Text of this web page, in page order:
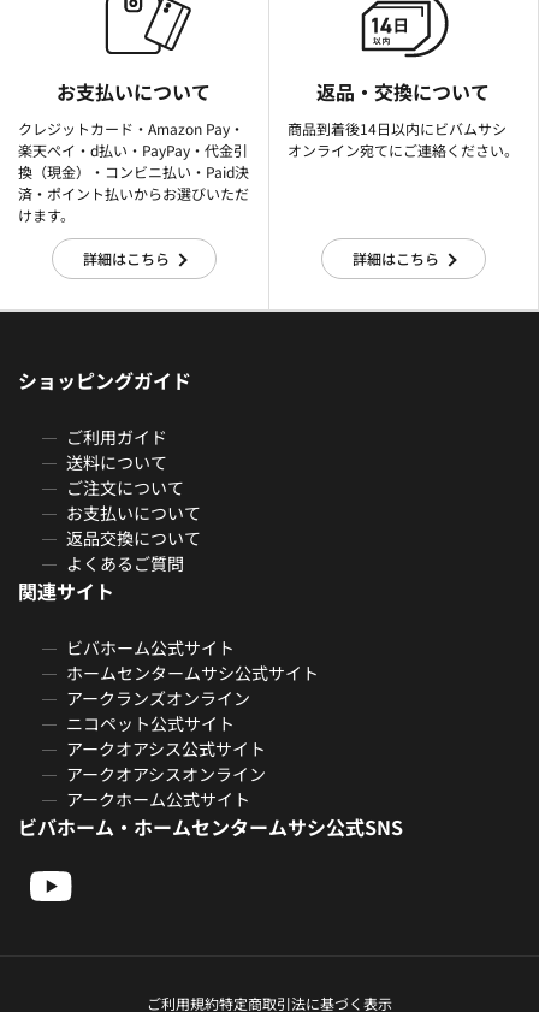
お支払いについて
クレジットカード・Amazon Pay・
楽天ぺイ・d払い・PayPay・代金引
換（現金）・コンビニ払い・Paid決
済・ポイント払いからお選びいただ
けます。
詳細はこちら
返品・交換について
商品到着後14日以内にビバムサシ
オンライン宛てにご連絡ください。
詳細はこちら
ショッピングガイド
ご利用ガイド
送料について
ご注文について
お支払いについて
返品交換について
よくあるご質問
関連サイト
ビバホーム公式サイト
ホームセンタームサシ公式サイト
アークランズオンライン
ニコペット公式サイト
アークオアシス公式サイト
アークオアシスオンライン
アークホーム公式サイト
ビバホーム・ホームセンタームサシ公式SNS
ご利用規約特定商取引法に基づく表示